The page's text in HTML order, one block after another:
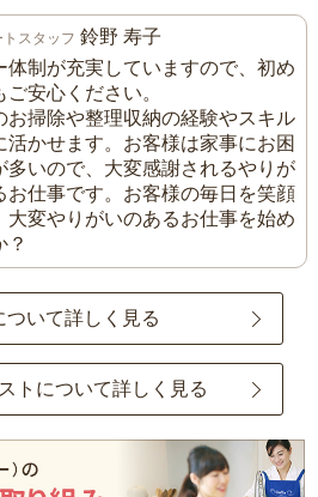
スタッフ 鈴野 寿子
体制が充実していますので、初め
ご安心ください。
お掃除や整理収納の経験やスキル
活かせます。お客様は家事にお困
多いので、大変感謝されるやりが
お仕事です。お客様の毎日を笑顔
大変やりがいのあるお仕事を始め
？
ついて詳しく見る
トについて詳しく見る